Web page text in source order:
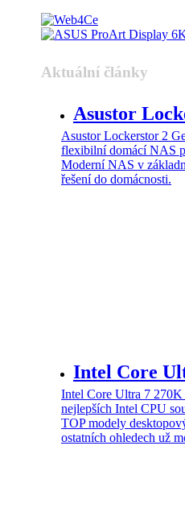
Aktuální články
Asustor
Asustor Lockerstor 2
flexibilní domácí NAS
Moderní NAS v
řešení do domácnosti.
Intel Core
Intel Core Ultra 7
nejlepších Intel CPU
TOP modely
ostatních ohledech už